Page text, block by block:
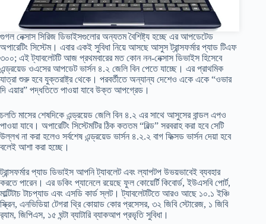
গুগল নেক্সাস সিরিজ ডিভাইসগুলোর অন্যতম বৈশিষ্ট্য হচ্ছে এর আপডেটেড
অপারেটিং সিস্টেম। এবার একই সুবিধা নিয়ে আসছে আসুস ট্রান্সফর্মার প্যাড টিএফ
৩০০; এই ট্যাবলেটটি আজ প্রথমবারের মত কোন নন-নেক্সাস ডিভাইস হিসেবে
এন্ড্রয়েড ওএসের আপডেট ভার্সন ৪.২ জেলি বিন পেতে যাচ্ছে। এর প্রাথমিক
যাত্রা শুরু হবে যুক্তরাষ্ট্র থেকে। পরবর্তীতে অন্যান্য দেশেও একে একে “ওভার
দি এয়ার” পদ্ধতিতে পাওয়া যাবে উক্ত আপগ্রেড।
চলতি মাসের শেষদিকে এন্ড্রয়েড জেলি বিন ৪.২ এর সাথে আসুসের বান্ডল এপও
পাওয়া যাবে। অপারেটিং সিস্টেমটির ঠিক কততম “বিল্ড” সরবরাহ করা হবে সেটি
উল্লখ না করা হলেও সর্বশেষ এন্ড্রয়েড ভার্সন ৪.২.২ বাগ ফিক্সড ভার্সন দেয়া হবে
বলেই আশা করা হচ্ছে।
ট্রান্সফর্মার প্যাড ডিভাইস আপনি ট্যাবলেট এবং ল্যাপটপ উভয়ভাবেই ব্যবহার
করতে পারেন। এর ডকিং প্যানেলে রয়েছে ফুল কোয়ের্টি কিবোর্ড, ইউএসবি পোর্ট,
মাল্টিটাচ টাচপ্যাড এবং এসডি কার্ড স্লট। ট্যাবলেটটিতে আরও আছে ১০.১ ইঞ্চি
স্ক্রিন, এনভিডিয়া টেগরা থ্রি কোয়াড কোর প্রসেসর, ৩২ জিবি স্টোরেজ, ১ জিবি
র‍্যাম, জিপিএস, ১৫ ঘন্টা ব্যাটারি ব্যাকআপ প্রভৃতি সুবিধা।